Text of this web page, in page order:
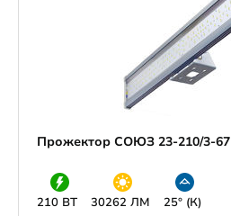
Прожектор СОЮЗ 23-210/3-67
210 ВТ 30262 ЛМ 25° (К)